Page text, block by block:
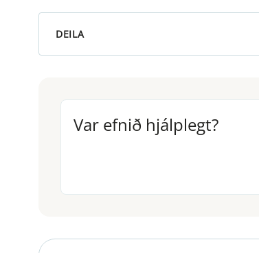
DEILA
Var efnið hjálplegt?
Var efnið hjálplegt?